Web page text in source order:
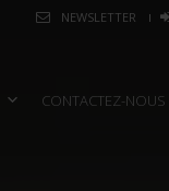
NEWSLETTER
CONTACTEZ-NOUS